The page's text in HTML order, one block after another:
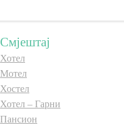
Смјештај
Хотел
Мотел
Хостел
Хотел – Гарни
Пансион